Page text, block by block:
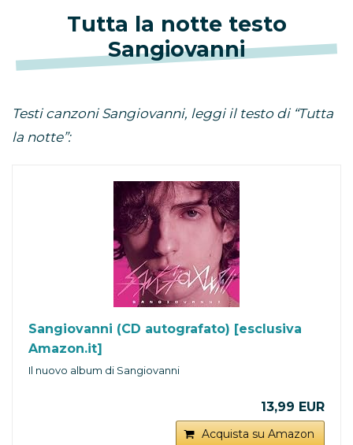
Tutta la notte testo
Sangiovanni
Testi canzoni Sangiovanni, leggi il testo di “Tutta
la notte”:
Sangiovanni (CD autografato) [esclusiva
Amazon.it]
Il nuovo album di Sangiovanni
13,99 EUR
Acquista su Amazon